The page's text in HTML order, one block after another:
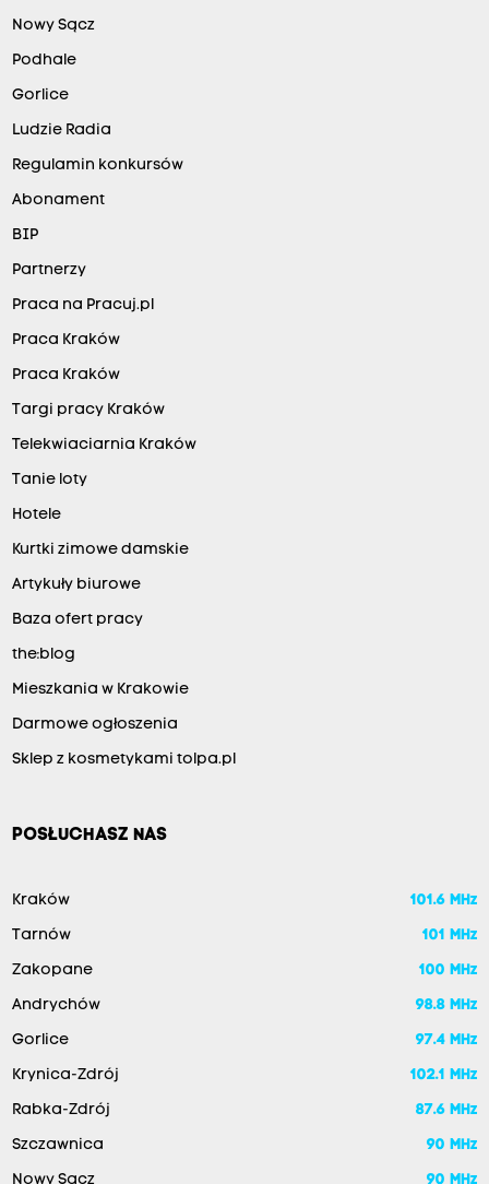
Nowy Sącz
Podhale
Gorlice
Ludzie Radia
Regulamin konkursów
Abonament
BIP
Partnerzy
Praca na Pracuj.pl
Praca Kraków
Praca Kraków
Targi pracy Kraków
Telekwiaciarnia Kraków
Tanie loty
Hotele
Kurtki zimowe damskie
Artykuły biurowe
Baza ofert pracy
the:blog
Mieszkania w Krakowie
Darmowe ogłoszenia
Sklep z kosmetykami tolpa.pl
POSŁUCHASZ NAS
Kraków 101.6 MHz
Tarnów 101 MHz
Zakopane 100 MHz
Andrychów 98.8 MHz
Gorlice 97.4 MHz
Krynica-Zdrój 102.1 MHz
Rabka-Zdrój 87.6 MHz
Szczawnica 90 MHz
Nowy Sącz 90 MHz